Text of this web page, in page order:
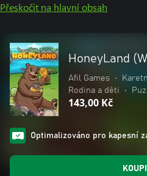
Přeskočit na hlavní obsah
HoneyLand
Afil Games •
Rodina a děti
•
143,00 Kč
Optimalizováno pro kapesní